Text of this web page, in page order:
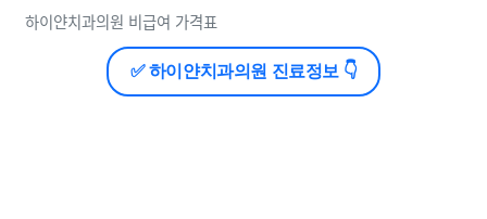
하이얀치과의원 비급여 가격표
✅ 하이얀치과의원 진료정보 👇